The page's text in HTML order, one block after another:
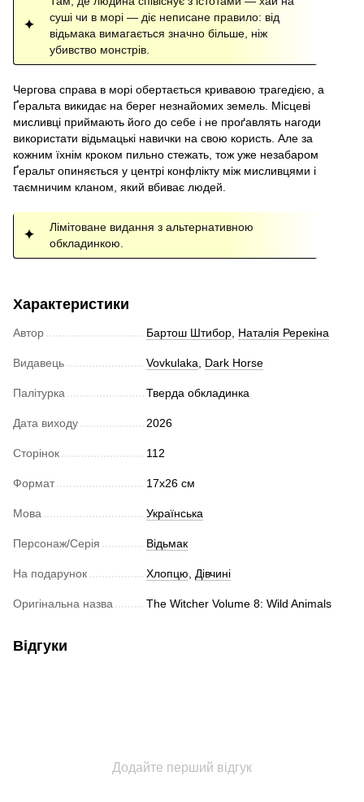
суші чи в морі — діє неписане правило: від
відьмака вимагається значно більше, ніж
убивство монстрів.
Чергова справа в морі обертається кривавою трагедією, а
Ґеральта викидає на берег незнайомих земель. Місцеві
мисливці приймають його до себе і не проґавлять нагоди
використати відьмацькі навички на свою користь. Але за
кожним їхнім кроком пильно стежать, тож уже незабаром
Ґеральт опиняється у центрі конфлікту між мисливцями і
таємничим кланом, який вбиває людей.
Лімітоване видання з альтернативною
обкладинкою.
Характеристики
Автор Бартош Штибор, Наталія Ререкіна
Видавець Vovkulaka, Dark Horse
Палітурка Тверда обкладинка
Дата виходу 2026
Сторінок 112
Формат 17x26 см
Мова Українська
Персонаж/Серія Відьмак
На подарунок Хлопцю, Дівчині
Оригінальна назва The Witcher Volume 8: Wild Animals
Відгуки
Додайте перший відгук